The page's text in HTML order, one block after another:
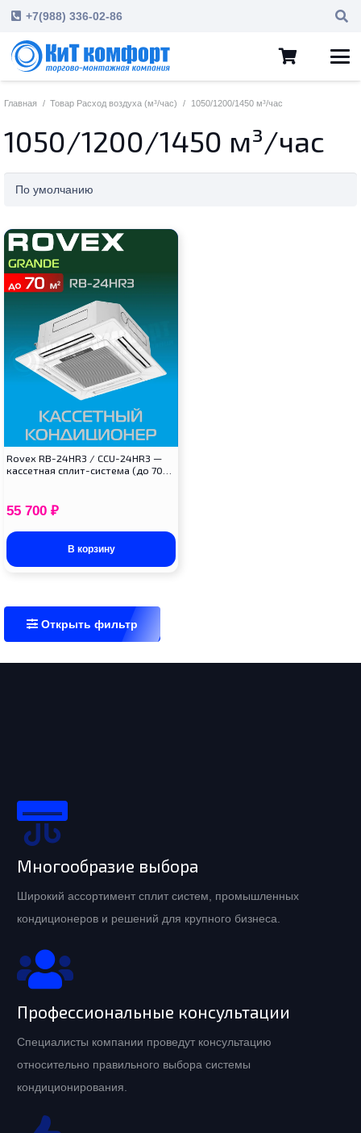
+7(988) 336-02-86
Главная / Товар Расход воздуха (м³/час) / 1050/1200/1450 м³/час
1050/1200/1450 м³/час
Rovex RB-24HR3 / CCU-24HR3 —
кассетная сплит-система (до 70…
55 700 ₽
В корзину
Открыть фильтр
Многообразие выбора
Широкий ассортимент сплит систем, промышленных
кондиционеров и решений для крупного бизнеса.
Профессиональные консультации
Специалисты компании проведут консультацию
относительно правильного выбора системы
кондиционирования.